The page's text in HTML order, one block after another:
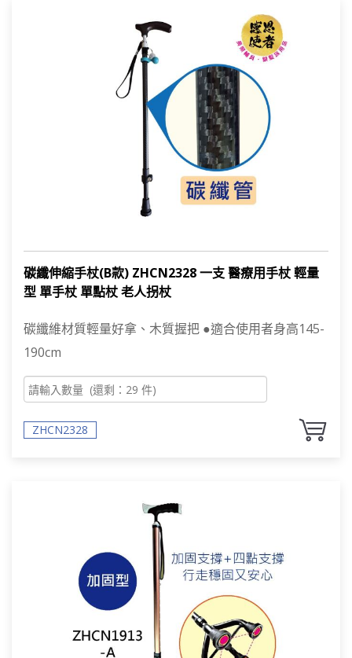
碳纖伸縮手杖(B款) ZHCN2328 一支 醫療用手杖 輕量
型 單手杖 單點杖 老人拐杖
碳纖維材質輕量好拿、木質握把 ●適合使用者身高145-
190cm
ZHCN2328